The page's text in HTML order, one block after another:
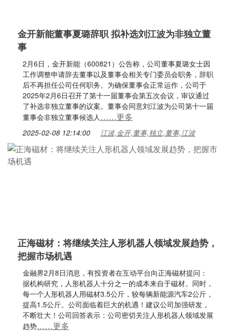
金开新能董事夏璐辞职 拟补选刘江波为非独立董
事
2月6日，金开新能（600821）公告称，公司董事夏璐女士因
工作调整申请辞去董事以及董事会相关专门委员会职务，辞职
后不再担任公司任何职务。为确保董事会正常运作，公司于
2025年2月6日召开了第十一届董事会第五次会议，审议通过
了补选非独立董事的议案。董事会同意刘江波为公司第十一届
董事会非独立董事候选人……更多
2025-02-08 12:14:00 江波,金开,董事,独立,董事,江波
正海磁材：将继续关注人形机器人领域发展趋势，
把握市场机遇
金融界2月8日消息，有投资者在互动平台向正海磁材提问：
据机构研究，人形机器人十分之一的成本来自于磁材。同时，
每一个人形机器人用磁材3.5公斤，较每辆新能源汽车2公斤，
提高1.5公斤。公司面临着巨大的机遇！建议公司加强研发，
不断壮大！公司回答表示：公司密切关注人形机器人领域发展
趋势……更多